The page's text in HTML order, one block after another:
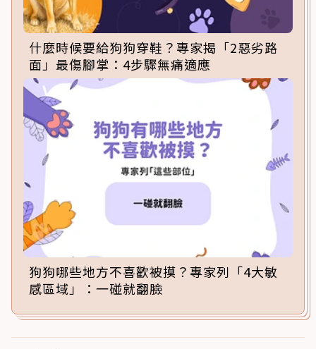
什麼時候要給狗狗穿鞋？專家揭「2惡劣路
面」最傷腳掌：4步驟無痛適應
狗狗哪些地方不喜歡被摸？專家列「4大敏
感區域」：一碰就翻臉